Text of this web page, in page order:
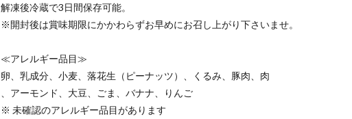
解凍後冷蔵で3日間保存可能。
※開封後は賞味期限にかかわらずお早めにお召し上がり下さいませ。
≪アレルギー品目≫
卵、乳成分、小麦、落花生（ピーナッツ）、くるみ、豚肉、肉
、アーモンド、大豆、ごま、バナナ、りんご
※ 未確認のアレルギー品目があります